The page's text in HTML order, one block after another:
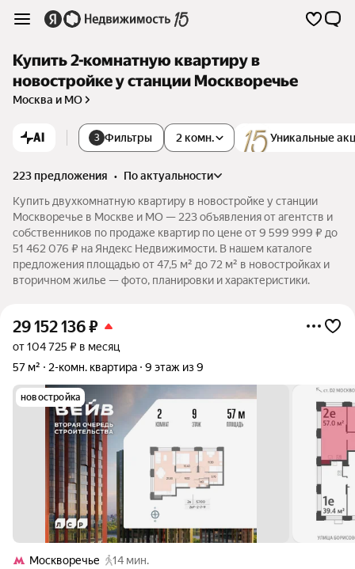
Купить 2-комнатную квартиру в
новостройке у станции Москворечье
Москва и МО
AI 3 Фильтры Уникальные
2 комн.
223 предложения •
по актуальности
Купить двухкомнатную квартиру в новостройке у станции
Москворечье в Москве и МО — 223 объявления от агентств и
собственников по продаже квартир по цене от 9 599 999 ₽ до
51 462 076 ₽ на Яндекс Недвижимости. В нашем каталоге
предложения площадью от 47,5 м² до 72 м² в новостройках и
вторичном жилье — фото, планировки и характеристики.
29 152 136₽
от 104 725 ₽ в месяц
57 м²
2-комн. квартира 9 этаж из 9
новостройка
Москворечье
14 мин.